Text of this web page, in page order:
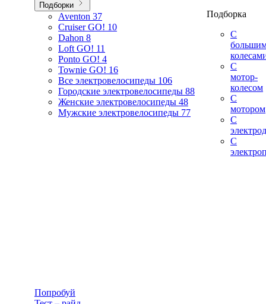
Подборки
Aventon 37
Cruiser GO! 10
Dahon 8
Loft GO! 11
Ponto GO! 4
Townie GO! 16
Все электровелосипеды 106
Городские электровелосипеды 88
Женские электровелосипеды 48
Мужские электровелосипеды 77
Подборка
С
С
мотор-
колесом
С
мотором
С
С
Попробуй